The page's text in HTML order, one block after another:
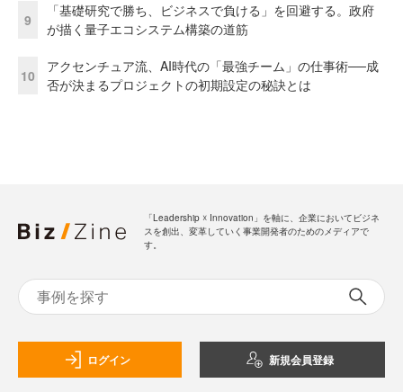
9
「基礎研究で勝ち、ビジネスで負ける」を回避する。政府
が描く量子エコシステム構築の道筋
10
アクセンチュア流、AI時代の「最強チーム」の仕事術──成
否が決まるプロジェクトの初期設定の秘訣とは
「Leadership ☓ Innovation」を軸に、企業においてビジネ
スを創出、変革していく事業開発者のためのメディアで
す。
ログイン 新規会員登録